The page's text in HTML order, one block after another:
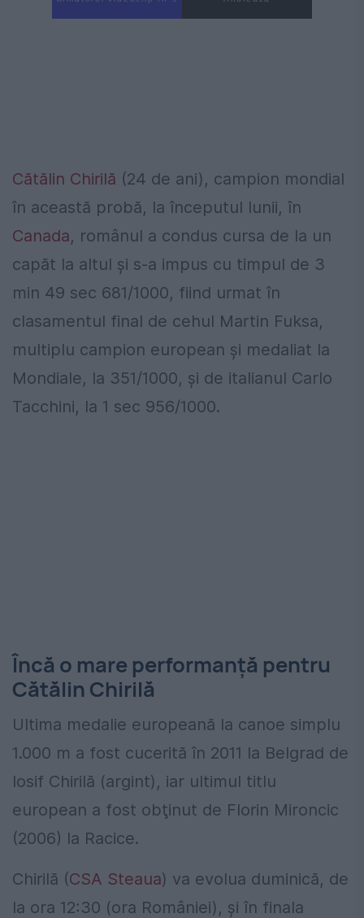
Cătălin Chirilă (24 de ani), campion mondial
în această probă, la începutul lunii, în
Canada, românul a condus cursa de la un
capăt la altul şi s-a impus cu timpul de 3
min 49 sec 681/1000, fiind urmat în
clasamentul final de cehul Martin Fuksa,
multiplu campion european şi medaliat la
Mondiale, la 351/1000, şi de italianul Carlo
Tacchini, la 1 sec 956/1000.
Încă o mare performanță pentru
Cătălin Chirilă
Ultima medalie europeană la canoe simplu
1.000 m a fost cucerită în 2011 la Belgrad de
Iosif Chirilă (argint), iar ultimul titlu
european a fost obţinut de Florin Mironcic
(2006) la Racice.
Chirilă (CSA Steaua) va evolua duminică, de
la ora 12:30 (ora României), şi în finala